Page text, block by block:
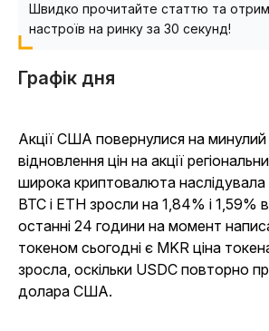
Швидко прочитайте статтю та
настроїв на ринку за 30 секунд!
Графік дня
Акції США повернулися на минулий
відновлення цін на акції
широка криптовалюта
BTC і ETH зросли на 1,84% і 1,59%
останні 24 години на момент
токеном сьогодні є MKR ціна
зросла, оскільки USDC повторно
долара США.